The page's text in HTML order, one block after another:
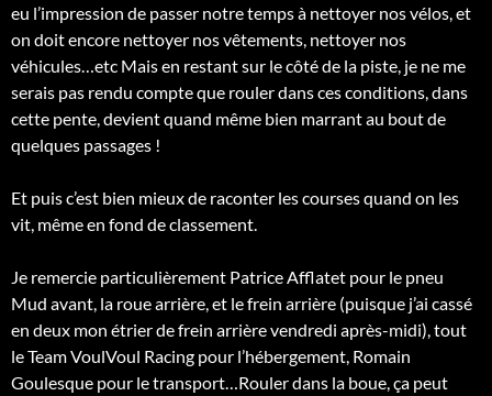
eu l’impression de passer notre temps à nettoyer nos vélos, et
on doit encore nettoyer nos vêtements, nettoyer nos
véhicules…etc Mais en restant sur le côté de la piste, je ne me
serais pas rendu compte que rouler dans ces conditions, dans
cette pente, devient quand même bien marrant au bout de
quelques passages !
Et puis c’est bien mieux de raconter les courses quand on les
vit, même en fond de classement.
Je remercie particulièrement Patrice Afflatet pour le pneu
Mud avant, la roue arrière, et le frein arrière (puisque j’ai cassé
en deux mon étrier de frein arrière vendredi après-midi), tout
le Team VoulVoul Racing pour l’hébergement, Romain
Goulesque pour le transport…Rouler dans la boue, ça peut